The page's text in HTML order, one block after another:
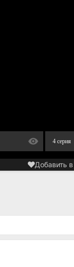
4 серия
Добавить